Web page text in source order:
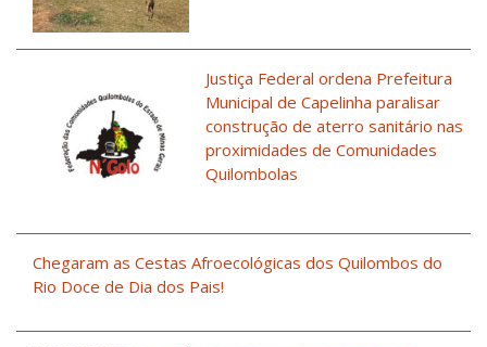
Justiça Federal ordena Prefeitura
Municipal de Capelinha paralisar
construção de aterro sanitário nas
proximidades de Comunidades
Quilombolas
Chegaram as Cestas Afroecológicas dos Quilombos do
Rio Doce de Dia dos Pais!